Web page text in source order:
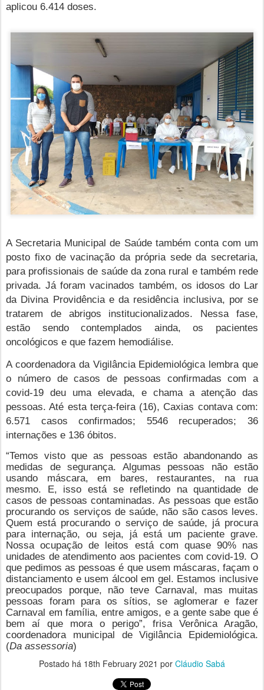
aplicou 6.414 doses.
A Secretaria Municipal de Saúde também conta com um
posto fixo de vacinação da própria sede da secretaria,
para profissionais de saúde da zona rural e também rede
privada. Já foram vacinados também, os idosos do Lar
da Divina Providência e da residência inclusiva, por se
tratarem de abrigos institucionalizados. Nessa fase,
estão sendo contemplados ainda, os pacientes
oncológicos e que fazem hemodiálise.
A coordenadora da Vigilância Epidemiológica lembra que
o número de casos de pessoas confirmadas com a
covid-19 deu uma elevada, e chama a atenção das
pessoas. Até esta terça-feira (16), Caxias contava com:
6.571 casos confirmados; 5546 recuperados; 36
internações e 136 óbitos.
“Temos visto que as pessoas estão abandonando as
medidas de segurança. Algumas pessoas não estão
usando máscara, em bares, restaurantes, na rua
mesmo. E, isso está se refletindo na quantidade de
casos de pessoas contaminadas. As pessoas que estão
procurando os serviços de saúde, não são casos leves.
Quem está procurando o serviço de saúde, já procura
para internação, ou seja, já está um paciente grave.
Nossa ocupação de leitos está com quase 90% nas
unidades de atendimento aos pacientes com covid-19. O
que pedimos as pessoas é que usem máscaras, façam o
distanciamento e usem álcool em gel. Estamos inclusive
preocupados porque, não teve Carnaval, mas muitas
pessoas foram para os sítios, se aglomerar e fazer
Carnaval em família, entre amigos, e a gente sabe que é
bem aí que mora o perigo”, frisa Verônica Aragão,
coordenadora municipal de Vigilância Epidemiológica.
(Da assessoria)
Postado há 18th February 2021 por Cláudio Sabá